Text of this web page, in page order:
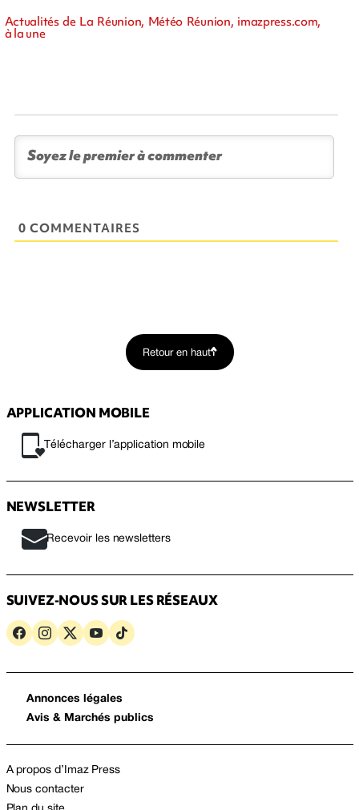
Actualités de La Réunion, Météo Réunion, imazpress.com,
à la une
0 COMMENTAIRES
Retour en haut
APPLICATION MOBILE
Télécharger l’application mobile
NEWSLETTER
Recevoir les newsletters
SUIVEZ-NOUS SUR LES RÉSEAUX
Annonces légales
Avis & Marchés publics
A propos d’Imaz Press
Nous contacter